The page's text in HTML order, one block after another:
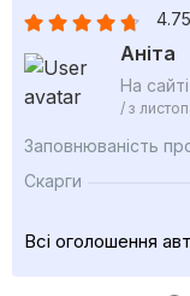
Аніта
На
/ з
Заповнюваність
Скарги
Всі оголошення